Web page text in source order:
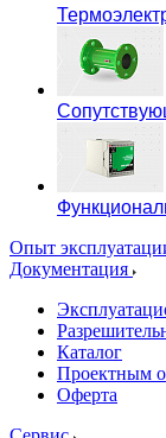
Опыт
Документация
Каталог
Проектным
Оферта